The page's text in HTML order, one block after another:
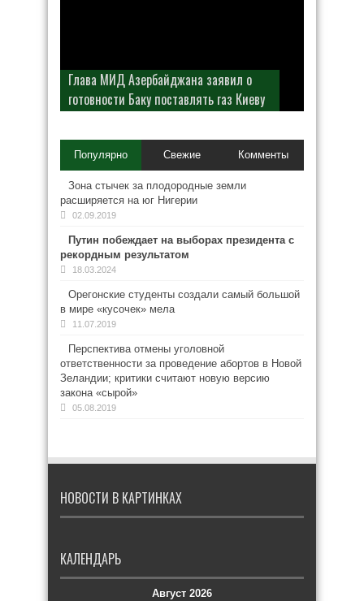
Глава МИД Азербайджана заявил о
готовности Баку поставлять газ Киеву
В Рунете произошел масштабный сбой
Популярно Свежие Комменты
Зона стычек за плодородные земли
расширяется на юг Нигерии
02.09.2019
Путин побеждает на выборах президента с
рекордным результатом
18.03.2024
Орегонские студенты создали самый большой
в мире «кусочек» мела
11.07.2019
Перспектива отмены уголовной
ответственности за проведение абортов в Новой
Зеландии; критики считают новую версию
закона «сырой»
05.08.2019
НОВОСТИ В КАРТИНКАХ
КАЛЕНДАРЬ
Август 2026